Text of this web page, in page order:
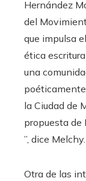
Hernández
del
que impulsa
ética
una
la Ciudad de
propuesta de
”, dice Melchy.
Otra de las